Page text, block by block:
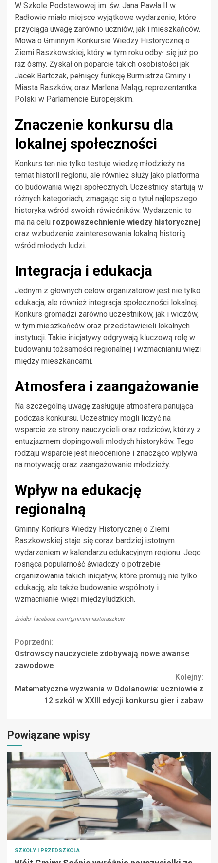
W Szkole Podstawowej im. św. Jana Pawła II w
Radłowie miało miejsce wyjątkowe wydarzenie, które
przyciąga uwagę zarówno uczniów, jak i mieszkańców.
Mowa o Gminnym Konkursie Wiedzy Historycznej o
Ziemi Raszkowskiej, który w tym roku odbył się już po
raz ósmy. Zyskał on poparcie takich osobistości jak
Jacek Bartczak, pełniący funkcję Burmistrza Gminy i
Miasta Raszków, oraz Marlena Maląg, reprezentantka
Polski w Parlamencie Europejskim.
Znaczenie konkursu dla
lokalnej społeczności
Konkurs ten nie tylko testuje wiedzę młodzieży na
temat historii regionu, ale również służy jako platforma
do budowania więzi społecznych. Uczestnicy startują w
różnych kategoriach, zmagając się o tytuł najlepszego
historyka wśród swoich rówieśników. Wydarzenie to
ma na celu rozpowszechnienie wiedzy historycznej
oraz wzbudzenie zainteresowania lokalną historią
wśród młodych ludzi.
Integracja i edukacja
Jednym z głównych celów organizatorów jest nie tylko
edukacja, ale również integracja społeczności lokalnej.
Konkurs gromadzi zarówno uczestników, jak i widzów,
w tym mieszkańców oraz przedstawicieli lokalnych
instytucji. Takie inicjatywy odgrywają kluczową rolę w
budowaniu tożsamości regionalnej i wzmacnianiu więzi
między mieszkańcami.
Atmosfera i zaangażowanie
Na szczególną uwagę zasługuje atmosfera panująca
podczas konkursu. Uczestnicy mogli liczyć na
wsparcie ze strony nauczycieli oraz rodziców, którzy z
entuzjazmem dopingowali młodych historyków. Tego
rodzaju wsparcie jest nieocenione i znacząco wpływa
na motywację oraz zaangażowanie młodzieży.
Wpływ na edukację
regionalną
Gminny Konkurs Wiedzy Historycznej o Ziemi
Raszkowskiej staje się coraz bardziej istotnym
wydarzeniem w kalendarzu edukacyjnym regionu. Jego
rosnąca popularność świadczy o potrzebie
organizowania takich inicjatyw, które promują nie tylko
edukację, ale także budowanie wspólnoty i
wzmacnianie więzi międzyludzkich.
Źródło: facebook.com/gminaimiastoraszkow
Continue
Reading
Poprzedni:
Ostrowscy nauczyciele zdobywają nowe awanse
zawodowe
Kolejny:
Matematyczne wyzwania w Odolanowie: uczniowie z
12 szkół w XXIII edycji konkursu gier i zabaw
Powiązane wpisy
SZKOŁY I PRZEDSZKOLA